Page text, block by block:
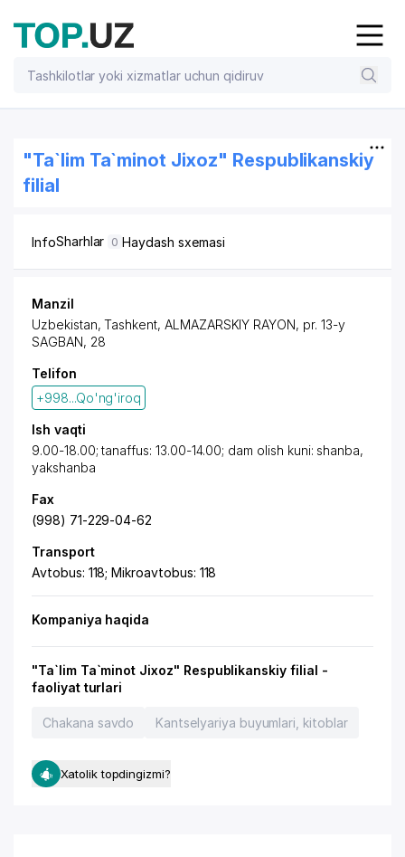
"Ta`lim Ta`minot Jixoz" Respublikanskiy
filial
InfoSharhlar 0 Haydash sxemasi
Manzil
Uzbekistan,Tashkent, ALMAZARSKIY RAYON, pr. 13-y
SAGBAN, 28
Telifon
+998...Qo'ng'iroq
Ish vaqti
9.00-18.00; tanaffus: 13.00-14.00; dam olish kuni: shanba,
yakshanba
Fax
(998) 71-229-04-62
Transport
Avtobus: 118; Mikroavtobus: 118
Kompaniya haqida
"Ta`lim Ta`minot Jixoz" Respublikanskiy filial -
faoliyat turlari
Chakana savdo Kantselyariya buyumlari, kitoblar
Xatolik topdingizmi?